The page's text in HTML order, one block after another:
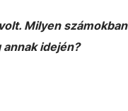
Milyen számokban
idején?